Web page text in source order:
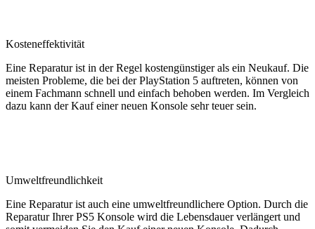
Kosteneffektivität
Eine Reparatur ist in der Regel kostengünstiger als ein Neukauf. Die
meisten Probleme, die bei der PlayStation 5 auftreten, können von
einem Fachmann schnell und einfach behoben werden. Im Vergleich
dazu kann der Kauf einer neuen Konsole sehr teuer sein.
Umweltfreundlichkeit
Eine Reparatur ist auch eine umweltfreundlichere Option. Durch die
Reparatur Ihrer PS5 Konsole wird die Lebensdauer verlängert und